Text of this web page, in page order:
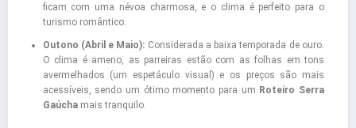
ficam com uma névoa charmosa, e o clima é perfeito para o
turismo romântico.
Outono (Abril e Maio): Considerada a baixa temporada de ouro.
O clima é ameno, as parreiras estão com as folhas em tons
avermelhados (um espetáculo visual) e os preços são mais
acessíveis, sendo um ótimo momento para um Roteiro Serra
Gaúchamais tranquilo.